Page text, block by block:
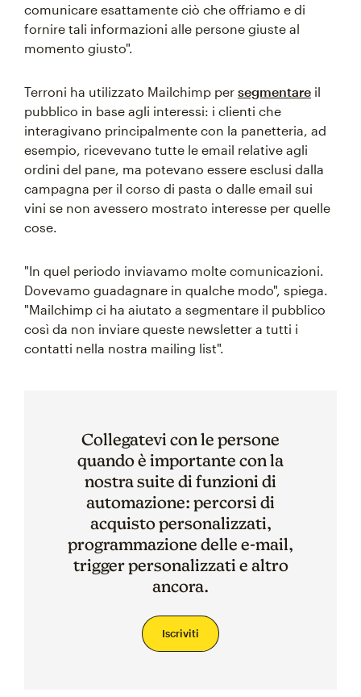
comunicare esattamente ciò che offriamo e di
fornire tali informazioni alle persone giuste al
momento giusto".
Terroni ha utilizzato Mailchimp per segmentare il
pubblico in base agli interessi: i clienti che
interagivano principalmente con la panetteria, ad
esempio, ricevevano tutte le email relative agli
ordini del pane, ma potevano essere esclusi dalla
campagna per il corso di pasta o dalle email sui
vini se non avessero mostrato interesse per quelle
cose.
"In quel periodo inviavamo molte comunicazioni.
Dovevamo guadagnare in qualche modo", spiega.
"Mailchimp ci ha aiutato a segmentare il pubblico
così da non inviare queste newsletter a tutti i
contatti nella nostra mailing list".
Collegatevi con le persone
quando è importante con la
nostra suite di funzioni di
automazione: percorsi di
acquisto personalizzati,
programmazione delle e-mail,
trigger personalizzati e altro
ancora.
Iscriviti